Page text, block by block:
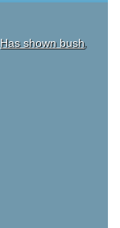
Has shown bush